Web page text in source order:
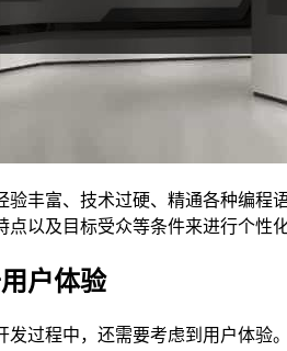
验丰富、技术过硬、精通各种编
以及目标受众等条件来进行个性化
户体验
发过程中，还需要考虑到用户体